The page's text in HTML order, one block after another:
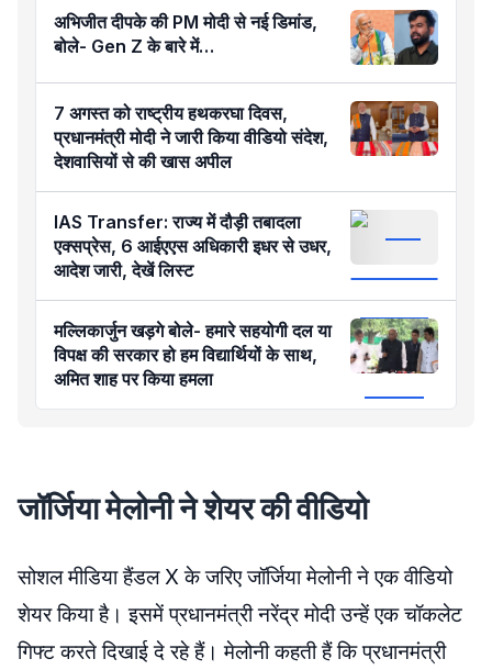
अभिजीत दीपके की PM मोदी से नई डिमांड,
बोले- Gen Z के बारे में…
7 अगस्त को राष्ट्रीय हथकरघा दिवस,
प्रधानमंत्री मोदी ने जारी किया वीडियो संदेश,
देशवासियों से की खास अपील
IAS Transfer: राज्य में दौड़ी तबादला
एक्सप्रेस, 6 आईएएस अधिकारी इधर से उधर,
आदेश जारी, देखें लिस्ट
मल्लिकार्जुन खड़गे बोले- हमारे सहयोगी दल या
विपक्ष की सरकार हो हम विद्यार्थियों के साथ,
अमित शाह पर किया हमला
जॉर्जिया मेलोनी ने शेयर की वीडियो
सोशल मीडिया हैंडल X के जरिए जॉर्जिया मेलोनी ने एक वीडियो
शेयर किया है। इसमें प्रधानमंत्री नरेंद्र मोदी उन्हें एक चॉकलेट
गिफ्ट करते दिखाई दे रहे हैं। मेलोनी कहती हैं कि प्रधानमंत्री